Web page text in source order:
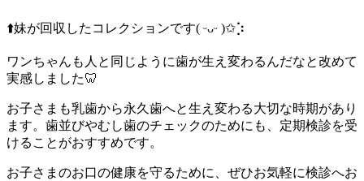
⬆️妹が回収したコレクションです( ᵕᴗᵕ )✩⡱
ワンちゃんも人と同じように歯が生え変わるんだなと改めて
実感しました🦷
お子さまも乳歯から永久歯へと生え変わる大切な時期があり
ます。歯並びやむし歯のチェックのためにも、定期検診を受
けることがおすすめです。
お子さまのお口の健康を守るために、ぜひお気軽に検診へお